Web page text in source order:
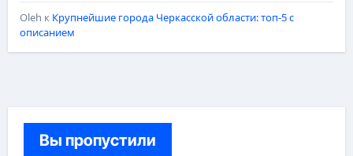
Oleh к Крупнейшие города Черкасской области: топ-5 с
описанием
Вы пропустили